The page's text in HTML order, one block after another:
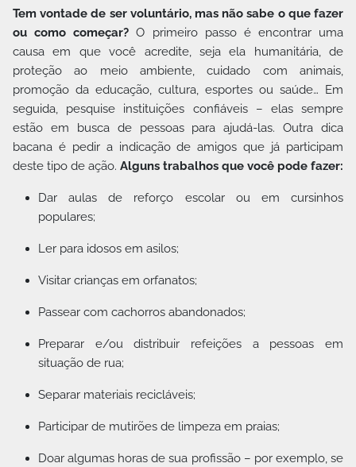
Tem vontade de ser voluntário, mas não sabe o que fazer
ou como começar? O primeiro passo é encontrar uma
causa em que você acredite, seja ela humanitária, de
proteção ao meio ambiente, cuidado com animais,
promoção da educação, cultura, esportes ou saúde… Em
seguida, pesquise instituições confiáveis – elas sempre
estão em busca de pessoas para ajudá-las. Outra dica
bacana é pedir a indicação de amigos que já participam
deste tipo de ação. Alguns trabalhos que você pode fazer:
Dar aulas de reforço escolar ou em cursinhos
populares;
Ler para idosos em asilos;
Visitar crianças em orfanatos;
Passear com cachorros abandonados;
Preparar e/ou distribuir refeições a pessoas em
situação de rua;
Separar materiais recicláveis;
Participar de mutirões de limpeza em praias;
Doar algumas horas de sua profissão – por exemplo, se